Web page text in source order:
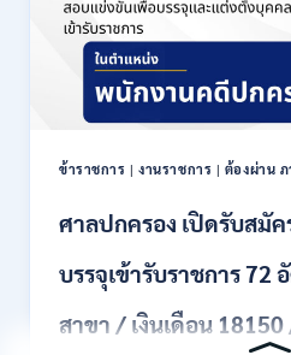
หลาย
ไป
/
เงิน
18000
20000
สมัคร
EMAIL
ข้าราชการ |งานราชการ | ต้องผ่าน
ศาลปกครอง เปิดรับสมั
บรรจุเข้ารับราชการ 72
สาขา / เงินเดือน